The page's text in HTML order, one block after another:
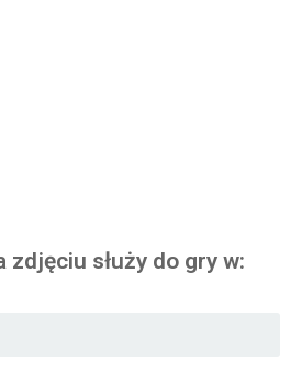
zdjęciu służy do gry w: